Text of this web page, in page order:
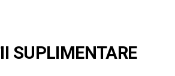
SUPLIMENTARE